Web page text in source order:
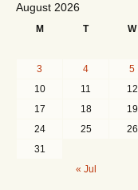
August 2026
M T W
« Jul
3
4 5
10
11 12
17
18 19
24
25 26
31